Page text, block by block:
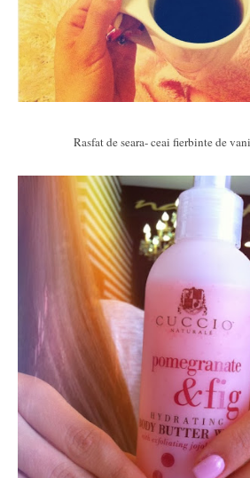
Rasfat de seara- ceai fierbinte de